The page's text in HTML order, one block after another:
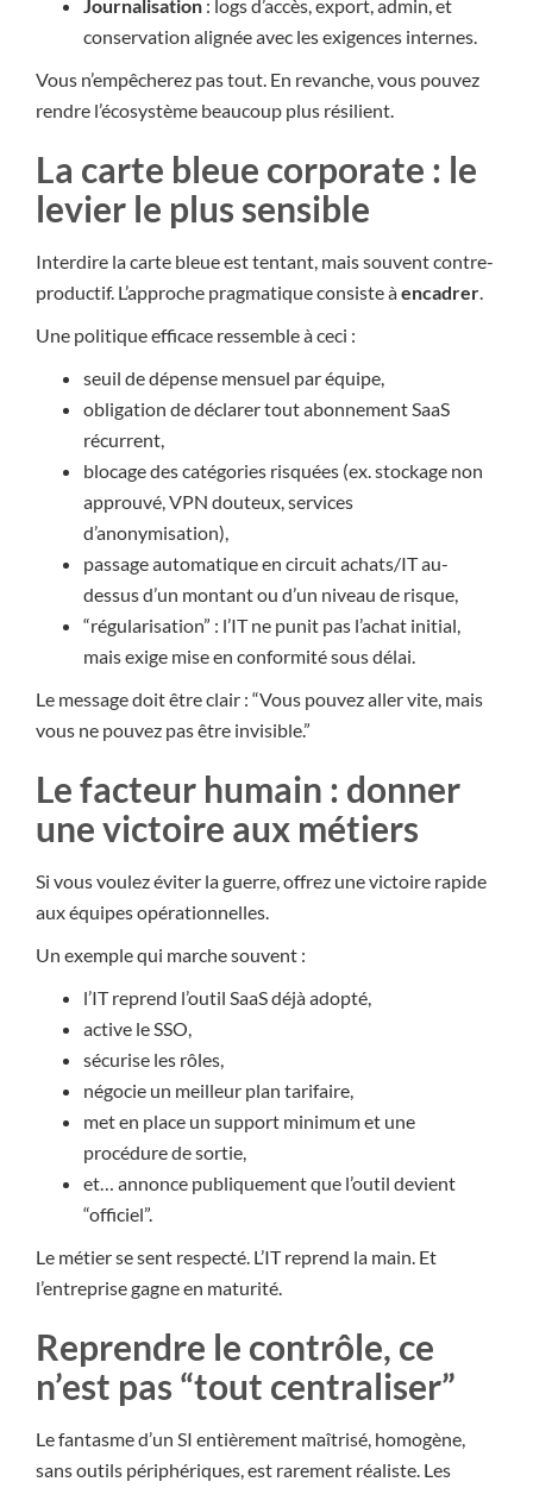
Journalisation : logs d’accès, export, admin, et
conservation alignée avec les exigences internes.
Vous n’empêcherez pas tout. En revanche, vous pouvez
rendre l’écosystème beaucoup plus résilient.
La carte bleue corporate : le
levier le plus sensible
Interdire la carte bleue est tentant, mais souvent contre-
productif. L’approche pragmatique consiste àencadrer.
Une politique efficace ressemble à ceci :
seuil de dépense mensuel par équipe,
obligation de déclarer tout abonnement SaaS
récurrent,
blocage des catégories risquées (ex. stockage non
approuvé, VPN douteux, services
d’anonymisation),
passage automatique en circuit achats/IT au-
dessus d’un montant ou d’un niveau de risque,
“régularisation” : l’IT ne punit pas l’achat initial,
mais exige mise en conformité sous délai.
Le message doit être clair : “Vous pouvez aller vite, mais
vous ne pouvez pas être invisible.”
Le facteur humain : donner
une victoire aux métiers
Si vous voulez éviter la guerre, offrez une victoire rapide
aux équipes opérationnelles.
Un exemple qui marche souvent :
l’IT reprend l’outil SaaS déjà adopté,
active le SSO,
sécurise les rôles,
négocie un meilleur plan tarifaire,
met en place un support minimum et une
procédure de sortie,
et… annonce publiquement que l’outil devient
“officiel”.
Le métier se sent respecté. L’IT reprend la main. Et
l’entreprise gagne en maturité.
Reprendre le contrôle, ce
n’est pas “tout centraliser”
Le fantasme d’un SI entièrement maîtrisé, homogène,
sans outils périphériques, est rarement réaliste. Les